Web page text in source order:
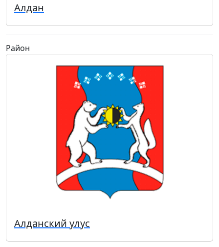
Алдан
Район
Алданский улус